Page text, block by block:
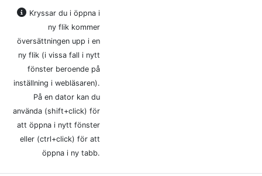
Kryssar du i öppna i
ny flik kommer
översättningen upp i en
ny flik (i vissa fall i nytt
fönster beroende på
inställning i webläsaren).
På en dator kan du
använda (shift+click) för
att öppna i nytt fönster
eller (ctrl+click) för att
öppna i ny tabb.